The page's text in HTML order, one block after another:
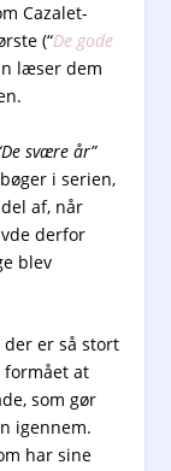
Cazalet-
(“De gode
læser dem
svære år”
i serien,
af, når
derfor
blev
der er så stort
at
som gør
igennem.
har sine